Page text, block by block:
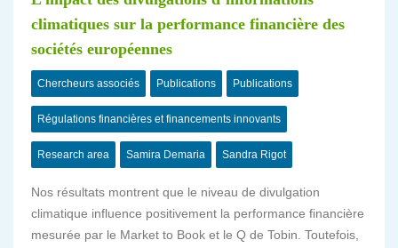
climatiques sur la performance financière des
sociétés européennes
Chercheurs associés Publications Publications
Régulations financières et financements innovants
Research area Samira Demaria Sandra Rigot
Nos résultats montrent que le niveau de divulgation
climatique influence positivement la performance financière
mesurée par le Market to Book et le Q de Tobin. Toutefois,